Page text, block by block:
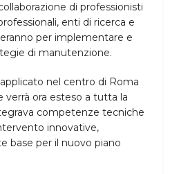
di professionisti
enti di ricerca e
per implementare e
di manutenzione.
nel centro di Roma
ora esteso a tutta la
competenze tecniche
innovative,
base per il nuovo piano